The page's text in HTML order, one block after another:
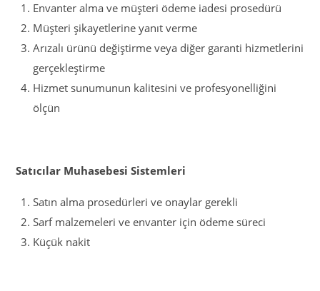
Envanter alma ve müşteri ödeme iadesi prosedürü
Müşteri şikayetlerine yanıt verme
Arızalı ürünü değiştirme veya diğer garanti hizmetlerini
gerçekleştirme
Hizmet sunumunun kalitesini ve profesyonelliğini
ölçün
Satıcılar Muhasebesi Sistemleri
Satın alma prosedürleri ve onaylar gerekli
Sarf malzemeleri ve envanter için ödeme süreci
Küçük nakit